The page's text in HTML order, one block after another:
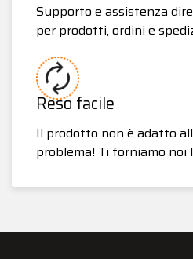
Supporto e assistenza
per prodotti, ordini e
Reso facile
Il prodotto non è adatto
problema! Ti forniamo noi